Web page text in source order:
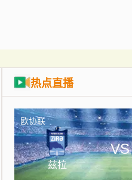
热点直播
欧协联
兹拉
VS